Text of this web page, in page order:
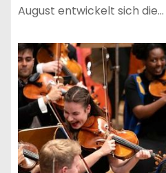
August entwickelt sich die…